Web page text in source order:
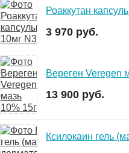
Роаккутан
3 970 руб.
Вереген Veregen
13 900 руб.
Ксилокаин гель